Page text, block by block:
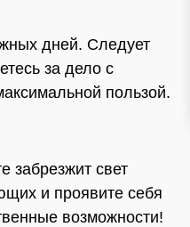
дней. Следует
за дело с
пользой.
забрезжит свет
и проявите себя
возможности!